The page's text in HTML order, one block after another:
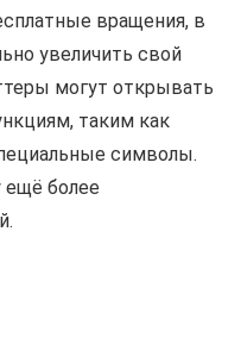
вращения, в
увеличить свой
могут открывать
таким как
символы.
ещё более